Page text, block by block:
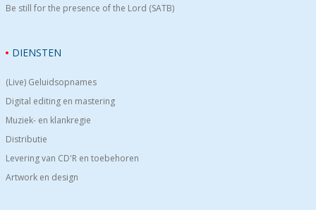
Be still for the presence of the Lord (SATB)
DIENSTEN
(Live) Geluidsopnames
Digital editing en mastering
Muziek- en klankregie
Distributie
Levering van CD'R en toebehoren
Artwork en design